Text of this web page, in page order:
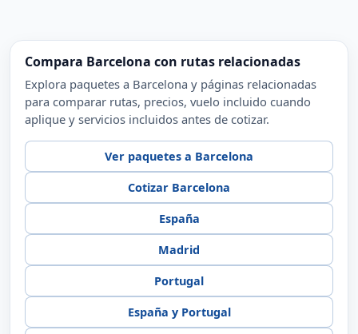
Compara Barcelona con rutas relacionadas
Explora paquetes a Barcelona y páginas relacionadas
para comparar rutas, precios, vuelo incluido cuando
aplique y servicios incluidos antes de cotizar.
Ver paquetes a Barcelona
Cotizar Barcelona
España
Madrid
Portugal
España y Portugal